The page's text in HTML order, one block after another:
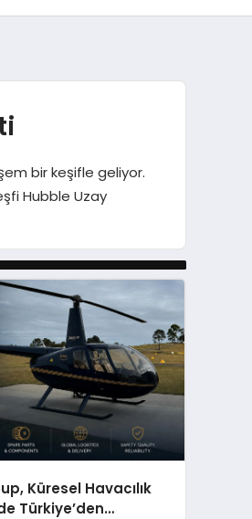
bir keşifle geliyor.
Hubble Uzay
Küresel Havacılık
Türkiye’den